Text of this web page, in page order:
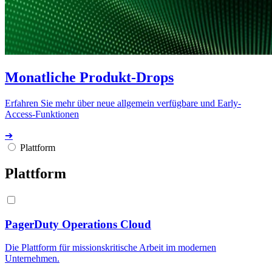
Monatliche Produkt-Drops
Erfahren Sie mehr über neue allgemein verfügbare und Early-
Access-Funktionen
➔
Plattform
Plattform
PagerDuty Operations Cloud
Die Plattform für missionskritische Arbeit im modernen
Unternehmen.